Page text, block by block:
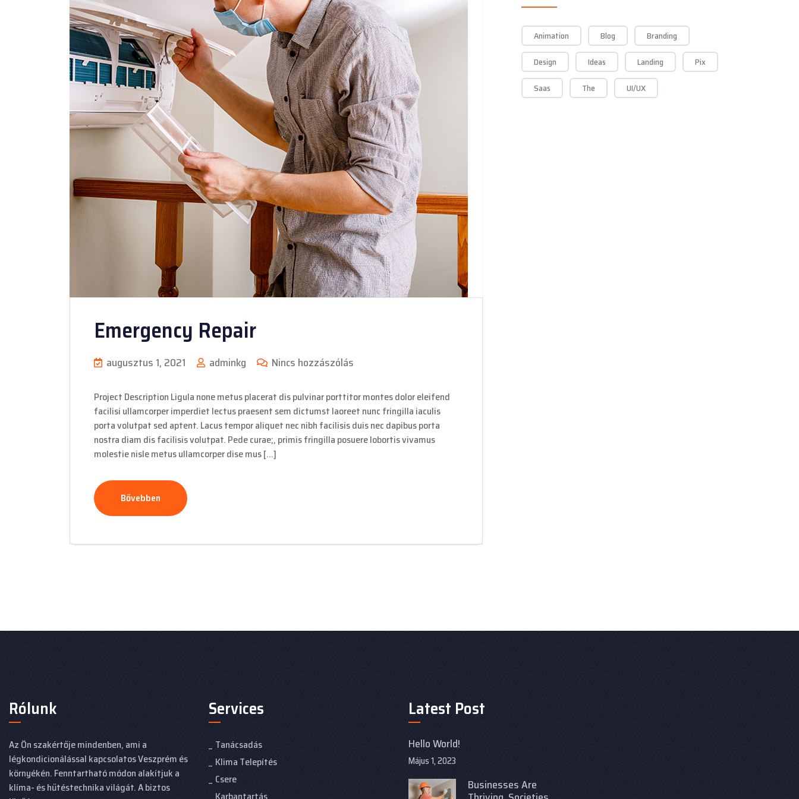
Emergency Repair
augusztus 1, 2021 adminkg Nincs hozzászólás
Project Description Ligula none metus placerat dis pulvinar porttitor montes dolor eleifend
facilisi ullamcorper imperdiet lectus praesent sem dictumst laoreet nunc fringilla iaculis
porta volutpat sed aptent. Lacus tempor aliquet nec nibh facilisis duis nec dapibus porta
nostra diam dis facilisis volutpat. Pede curae;, primis fringilla posuere lobortis vivamus
molestie nisle metus ullamcorper dise mus […]
Bővebben
Animation Blog
Branding
Design
Ideas Landing
Pix
Saas
The UI/UX
Rólunk
Az Ön szakértője mindenben, ami a
légkondicionálással kapcsolatos Veszprém és
környékén. Fenntartható módon alakítjuk a
klíma- és hűtéstechnika világát. A biztos
Services
Tanácsadás
Klima Telepítés
Csere
Latest Post
Hello World!
Május 1, 2023
Businesses Are